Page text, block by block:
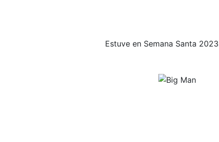
Estuve en Semana Santa